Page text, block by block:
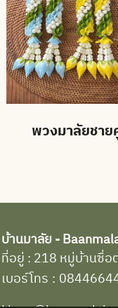
พวงมาลัยชาย
บ้านมาลัย -
ที่อยู่ : 218 หมู่บ้านซื่อ
เบอร์โทร :